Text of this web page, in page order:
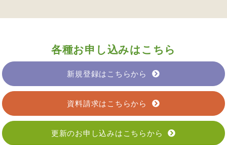
各種お申し込みはこちら
新規登録はこちらから
資料請求はこちらから
更新のお申し込みはこちらから